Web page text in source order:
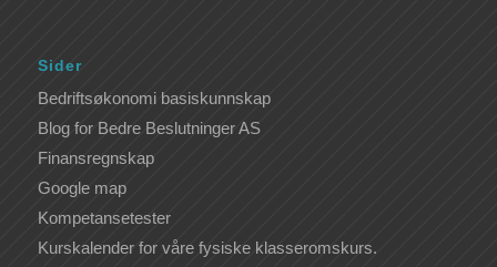
Sider
Bedriftsøkonomi basiskunnskap
Blog for Bedre Beslutninger AS
Finansregnskap
Google map
Kompetansetester
Kurskalender for våre fysiske klasseromskurs.